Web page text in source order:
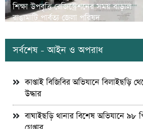
শিক্ষা উপবৃত্তি রেজিস্ট্রেশনের সময় বাড়াল
রাঙামাটি পার্বত্য জেলা পরিষদ
সর্বশেষ - আইন ও অপরাধ
কাপ্তাই বিজিবির অভিযানে বিলাইছড়ি
উদ্ধার
বাঘাইছড়ি থানার বিশেষ অভিযানে